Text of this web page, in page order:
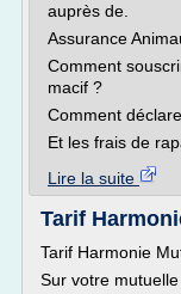
auprès de.
Assurance
Comment
macif ?
Comment
Et les frais de
Lire la suite
Tarif
Tarif Harmonie
Sur votre